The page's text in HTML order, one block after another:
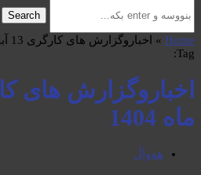
Search
Home
»
اخباروگزارش های کارگری 13 آبان ماه 1404
Tag:
ماه 1404
هەواڵ